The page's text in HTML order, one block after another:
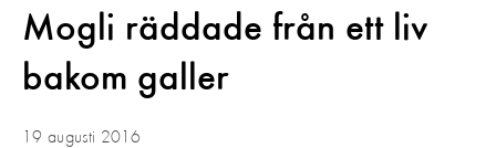
Mogli räddade från ett liv
bakom galler
19 augusti 2016